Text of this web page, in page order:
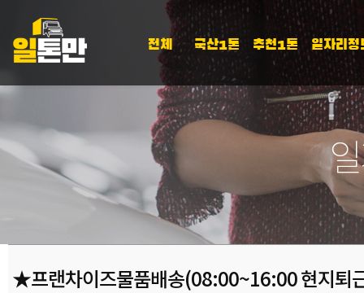
전체 국산1톤 추천1톤 일자리정
★프랜차이즈물품배송(08:00~16:00 현지퇴